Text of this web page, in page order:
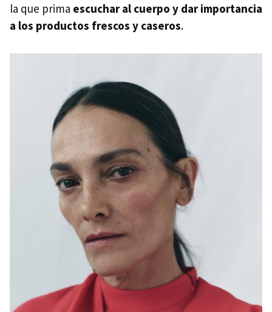
la que prima escuchar al cuerpo y dar importancia
a los productos frescos y caseros.